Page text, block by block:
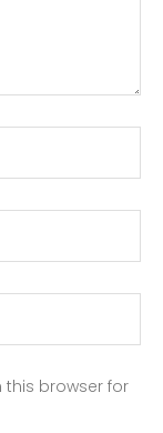
this browser for